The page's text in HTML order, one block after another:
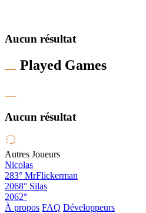
Aucun résultat
Played Games
Aucun résultat
Autres Joueurs
Nicolas
283° MrFlickerman
2068° Silas
2062°
À propos FAQ Développeurs